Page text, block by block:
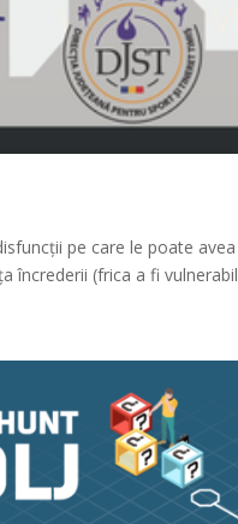
pe care le poate
încrederii (frica a fi